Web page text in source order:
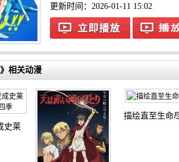
更新时间：2026-01-11 15:02
相关动漫
史莱姆这档事 第四季
描绘直至生命